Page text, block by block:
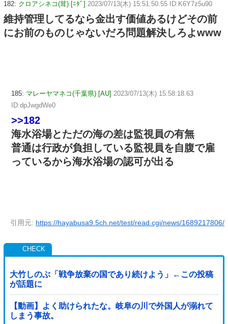
182: クロアシネコ(茸) [ﾆﾀﾞ] 2023/07/13(木) 15:51:50.55 ID:K6Y7z5u90
維持管理してるなら金出す価値あるけどその前
にお前のものじゃないだろ問題解決しろよwww
185: マレーヤマネコ(千葉県) [AU] 2023/07/13(木) 15:58:18.63
ID:dpJwgdWe0
>>182
海水浴場とただの海の差は監視員の有無
普通は行政が負担している監視員を自腹で雇
っているから海水浴場の認可が出る
引用元: https://hayabusa9.5ch.net/test/read.cgi/news/1689217806/
大竹しのぶ「戦争放棄の国であり続けよう」←この投稿
が話題に
【動画】よく助けられたな。岐阜の川で外国人が溺れて
しまう事故。